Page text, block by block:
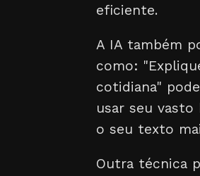
eficiente.
A IA também
como:
cotidiana"
usar seu vasto
o seu texto
Outra técnica